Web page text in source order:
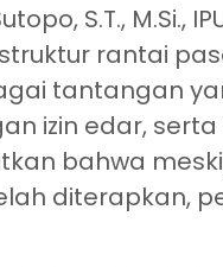
S.T., M.Si.,
rantai
tantangan
izin edar,
bahwa
diterapkan,